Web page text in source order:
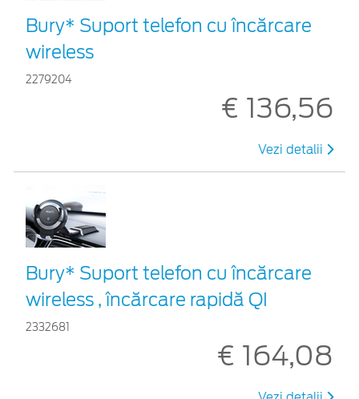
Bury* Suport telefon cu încărcare
wireless
2279204
€ 136,56
Vezi detalii
Bury* Suport telefon cu încărcare
wireless , încărcare rapidă QI
2332681
€ 164,08